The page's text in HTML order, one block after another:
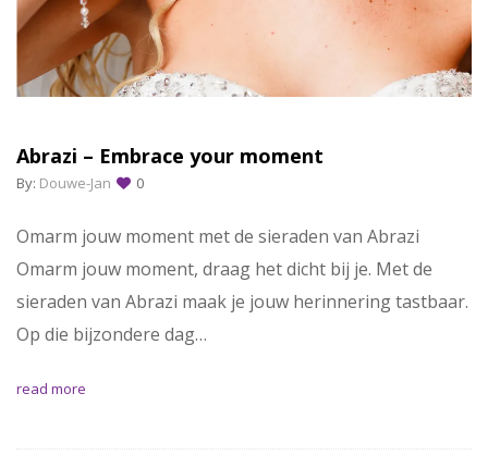
Abrazi – Embrace your moment
By: Douwe-Jan 0
Omarm jouw moment met de sieraden van Abrazi
Omarm jouw moment, draag het dicht bij je. Met de
sieraden van Abrazi maak je jouw herinnering tastbaar.
Op die bijzondere dag…
read more